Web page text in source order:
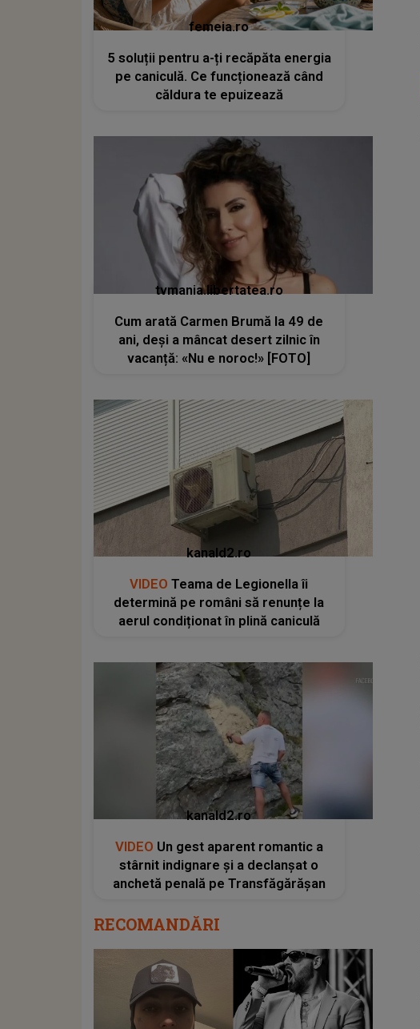
femeia.ro
5 soluții pentru a-ți recăpăta energia
pe caniculă. Ce funcționează când
căldura te epuizează
tvmania.libertatea.ro
Cum arată Carmen Brumă la 49 de
ani, deși a mâncat desert zilnic în
vacanță: «Nu e noroc!» [FOTO]
kanald2.ro
VIDEO Teama de Legionella îi
determină pe români să renunțe la
aerul condiționat în plină caniculă
kanald2.ro
VIDEO Un gest aparent romantic a
stârnit indignare și a declanșat o
anchetă penală pe Transfăgărășan
RECOMANDĂRI